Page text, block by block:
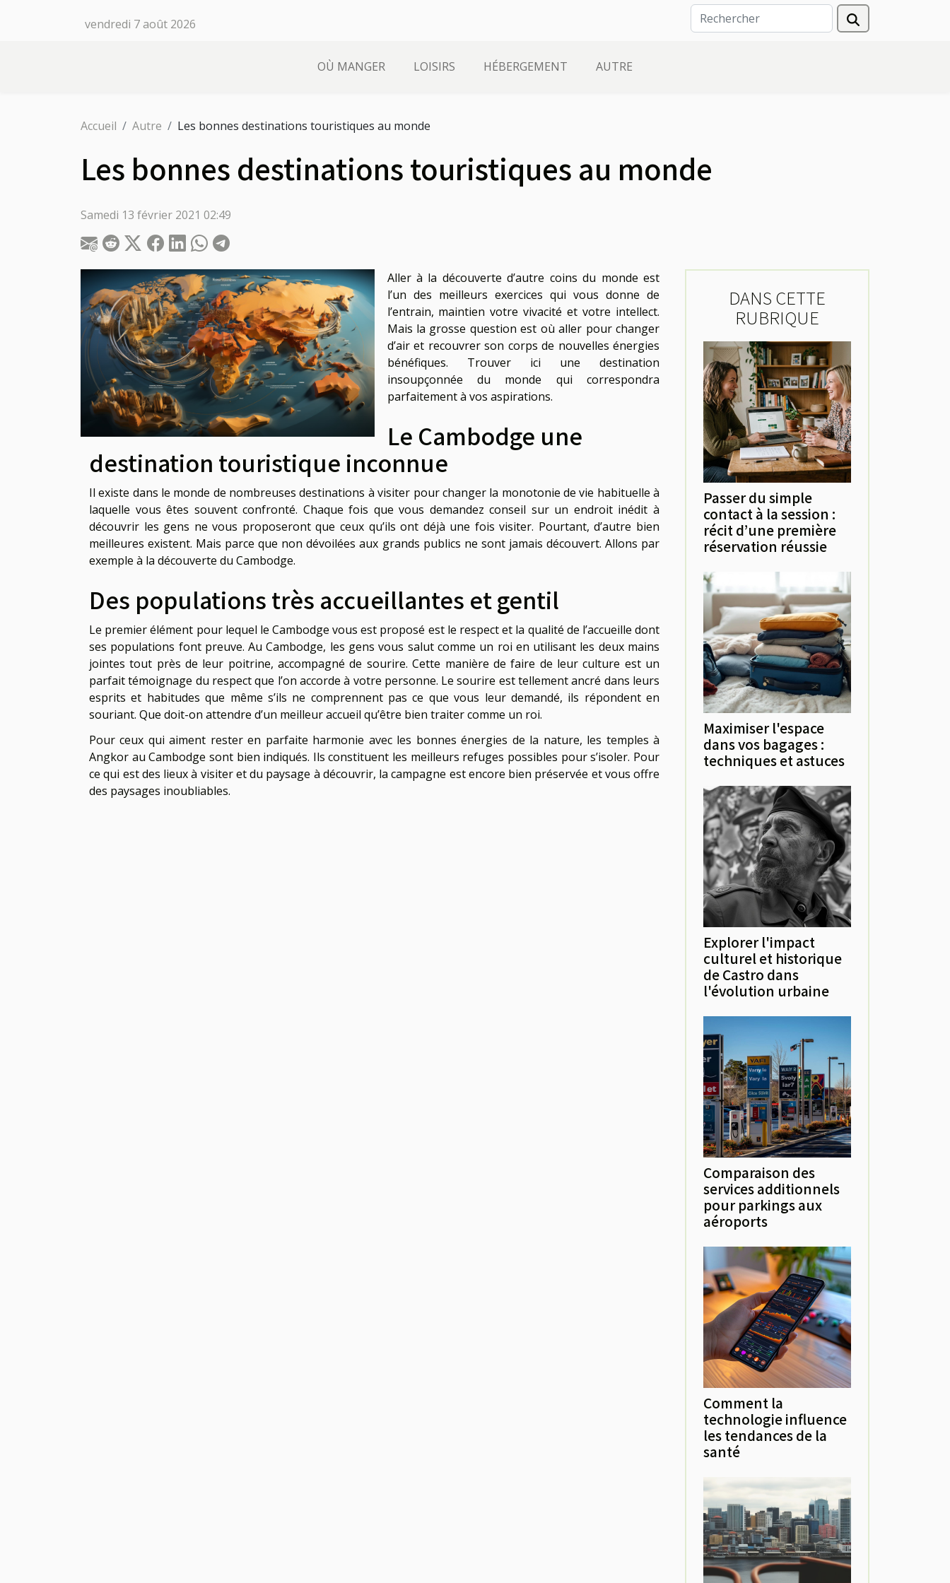
vendredi 7 août 2026
OÙ MANGER LOISIRS HÉBERGEMENT AUTRE
Accueil Autre Les bonnes destinations touristiques au monde
Les bonnes destinations touristiques au monde
Samedi 13 février 2021 02:49
Aller à la découverte d’autre coins du monde est
l’un des meilleurs exercices qui vous donne de
l’entrain, maintien votre vivacité et votre intellect.
Mais la grosse question est où aller pour changer
d’air et recouvrer son corps de nouvelles énergies
bénéfiques. Trouver ici une destination
insoupçonnée du monde qui correspondra
parfaitement à vos aspirations.
Le Cambodge une
destination touristique inconnue
Il existe dans le monde de nombreuses destinations à visiter pour changer la monotonie de vie habituelle à
laquelle vous êtes souvent confronté. Chaque fois que vous demandez conseil sur un endroit inédit à
découvrir les gens ne vous proposeront que ceux qu’ils ont déjà une fois visiter. Pourtant, d’autre bien
meilleures existent. Mais parce que non dévoilées aux grands publics ne sont jamais découvert. Allons par
exemple à la découverte du Cambodge.
Des populations très accueillantes et gentil
Le premier élément pour lequel le Cambodge vous est proposé est le respect et la qualité de l’accueille dont
ses populations font preuve. Au Cambodge, les gens vous salut comme un roi en utilisant les deux mains
jointes tout près de leur poitrine, accompagné de sourire. Cette manière de faire de leur culture est un
parfait témoignage du respect que l’on accorde à votre personne. Le sourire est tellement ancré dans leurs
esprits et habitudes que même s’ils ne comprennent pas ce que vous leur demandé, ils répondent en
souriant. Que doit-on attendre d’un meilleur accueil qu’être bien traiter comme un roi.
Pour ceux qui aiment rester en parfaite harmonie avec les bonnes énergies de la nature, les temples à
Angkor au Cambodge sont bien indiqués. Ils constituent les meilleurs refuges possibles pour s’isoler. Pour
ce qui est des lieux à visiter et du paysage à découvrir, la campagne est encore bien préservée et vous offre
des paysages inoubliables.
DANS CETTE
RUBRIQUE
Passer du simple
contact à la session :
récit d’une première
réservation réussie
Maximiser l'espace
dans vos bagages :
techniques et astuces
Explorer l'impact
culturel et historique
de Castro dans
l'évolution urbaine
Comparaison des
services additionnels
pour parkings aux
aéroports
Comment la
technologie influence
les tendances de la
santé